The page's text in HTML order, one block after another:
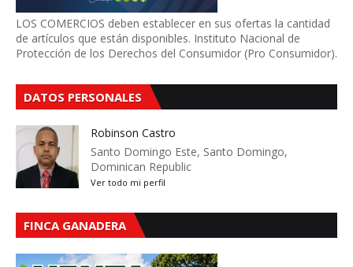
LOS COMERCIOS deben establecer en sus ofertas la cantidad
de artículos que están disponibles. Instituto Nacional de
Protección de los Derechos del Consumidor (Pro Consumidor).
DATOS PERSONALES
Robinson Castro
Santo Domingo Este, Santo Domingo,
Dominican Republic
Ver todo mi perfil
FINCA GANADERA